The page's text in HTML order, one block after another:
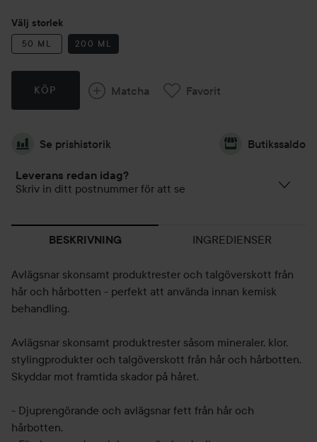
Välj storlek
50 ML 200 ML
KÖP Matcha Favorit
Se prishistorik Butikssaldo
Leverans redan idag?
Skriv in ditt postnummer för att se
BESKRIVNING INGREDIENSER
Avlägsnar skonsamt produktrester och talgöverskott från
hår och hårbotten - perfekt att använda innan kemisk
behandling.
Avlägsnar skonsamt produktrester såsom mineraler, klor,
stylingprodukter och talgöverskott från hår och hårbotten.
Skyddar mot framtida skador på håret.
- Djuprengörande och avlägsnar fett från hår och
hårbotten.